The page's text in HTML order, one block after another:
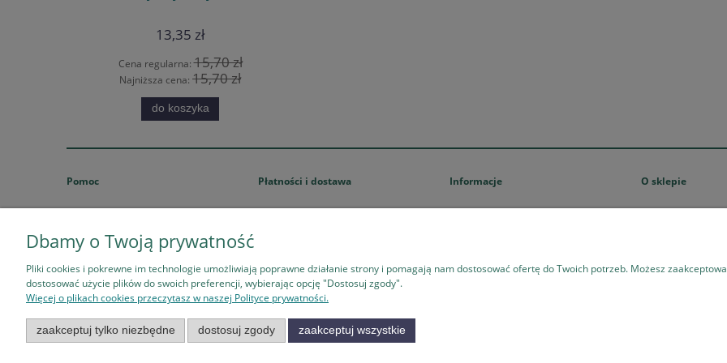
13,35 zł
Cena regularna:15,70 zł
Najniższa cena: 15,70 zł
do koszyka
Pomoc
Twoje zamówienia
Często zadawane pytania
Jak kupować?
Płatności i dostawa
Metody płatności
Informacje
Regulamin sklepu
Zwroty i reklamacje
O sklepie
Kontakt i dane
Dbamy o Twoją prywatność
Pliki cookies i pokrewne im technologie umożliwiają poprawne działanie strony i pomagają nam dostosować ofertę do Twoich potrzeb. Możesz
dostosować użycie plików do swoich preferencji, wybierając opcję "Dostosuj zgody".
Więcej o plikach cookies przeczytasz w naszej Polityce prywatności.
zaakceptuj tylko niezbędne dostosuj zgody zaakceptuj wszystkie